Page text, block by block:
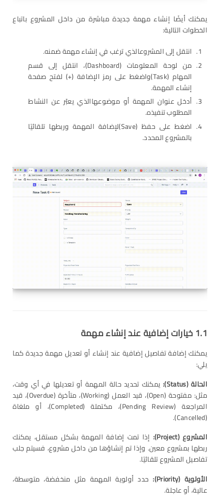
يمكنك أيضًا إنشاء مهمة جديدة مباشرة من داخل المشروع باتباع
الخطوات التالية:
انتقل إلى المشروعالذي ترغب في إنشاء مهمة ضمنه.
من لوحة المعلومات (Dashboard)، انتقل إلى قسم
المهام (Task)واضغط على رمز الإضافة (+) لفتح صفحة
إنشاء المهمة.
أدخل عنوان المهمة أو موضوعهاالذي يعبّر عن النشاط
المطلوب تنفيذه.
اضغط على حفظ (Save)لإضافة المهمة وربطها تلقائيًا
بالمشروع المحدد.
1.1 خيارات إضافية عند إنشاء مهمة
يمكنك إضافة تفاصيل إضافية عند إنشاء أو تعديل مهمة جديدة كما
يلي:
الحالة(Status):
يمكنك تحديد حالة المهمة أو تعديلها في أي وقت،
مثل: مفتوحة (Open)، قيد العمل (Working)، متأخرة (Overdue)، قيد
المراجعة (Pending Review)، مكتملة (Completed)، أو ملغاة
(Cancelled).
المشروع (Project):
إذا تمت إضافة المهمة بشكل مستقل، يمكنك
ربطها بمشروع معين. وإذا تم إنشاؤها من داخل مشروع، فسيتم جلب
تفاصيل المشروع تلقائيًا.
الأولوية (Priority):
حدد أولوية المهمة مثل منخفضة، متوسطة،
عالية، أو عاجلة.